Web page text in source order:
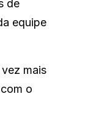
de
equipe
mais
o